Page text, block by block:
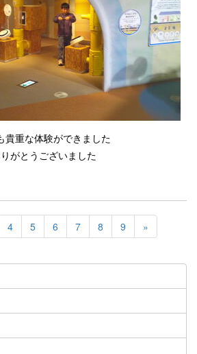
貴重な体験ができました
がとうございました
4 5 6 7 8 9 »